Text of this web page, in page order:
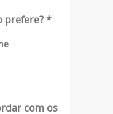
prefere? *
com os